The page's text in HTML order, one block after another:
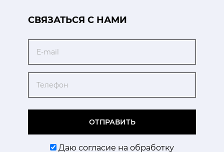
CВЯЗАТЬСЯ С НАМИ
ОТПРАВИТЬ
Даю согласие на обработку